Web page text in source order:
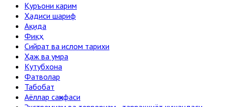
Қуръони карим
Ҳадиси шариф
Ақида
Фиқҳ
Сийрат ва ислом тарихи
Ҳаж ва умра
Кутубхона
Фатволар
Табобат
Аёллар саҳифаси